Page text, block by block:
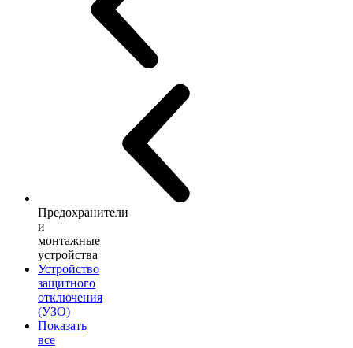
Предохранители
и
монтажные
устройства
Устройство
защитного
отключения
(УЗО)
Показать
все